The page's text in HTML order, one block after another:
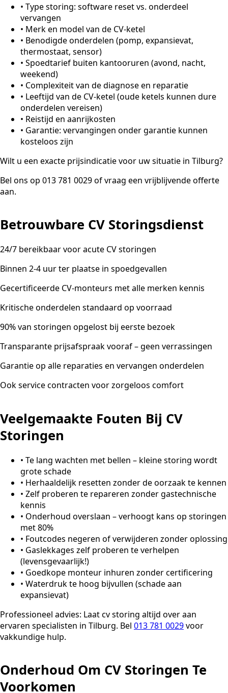
• Type storing: software reset vs. onderdeel
vervangen
• Merk en model van de CV-ketel
• Benodigde onderdelen (pomp, expansievat,
thermostaat, sensor)
• Spoedtarief buiten kantooruren (avond, nacht,
weekend)
• Complexiteit van de diagnose en reparatie
• Leeftijd van de CV-ketel (oude ketels kunnen dure
onderdelen vereisen)
• Reistijd en aanrijkosten
• Garantie: vervangingen onder garantie kunnen
kosteloos zijn
Wilt u een exacte prijsindicatie voor uw situatie in Tilburg?
Bel ons op 013 781 0029 of vraag een vrijblijvende offerte
aan.
Betrouwbare CV Storingsdienst
24/7 bereikbaar voor acute CV storingen
Binnen 2-4 uur ter plaatse in spoedgevallen
Gecertificeerde CV-monteurs met alle merken kennis
Kritische onderdelen standaard op voorraad
90% van storingen opgelost bij eerste bezoek
Transparante prijsafspraak vooraf – geen verrassingen
Garantie op alle reparaties en vervangen onderdelen
Ook service contracten voor zorgeloos comfort
Veelgemaakte Fouten Bij CV
Storingen
• Te lang wachten met bellen – kleine storing wordt
grote schade
• Herhaaldelijk resetten zonder de oorzaak te kennen
• Zelf proberen te repareren zonder gastechnische
kennis
• Onderhoud overslaan – verhoogt kans op storingen
met 80%
• Foutcodes negeren of verwijderen zonder oplossing
• Gaslekkages zelf proberen te verhelpen
(levensgevaarlijk!)
• Goedkope monteur inhuren zonder certificering
• Waterdruk te hoog bijvullen (schade aan
expansievat)
Professioneel advies: Laat cv storing altijd over aan
ervaren specialisten in Tilburg. Bel 013 781 0029voor
vakkundige hulp.
Onderhoud Om CV Storingen Te
Voorkomen